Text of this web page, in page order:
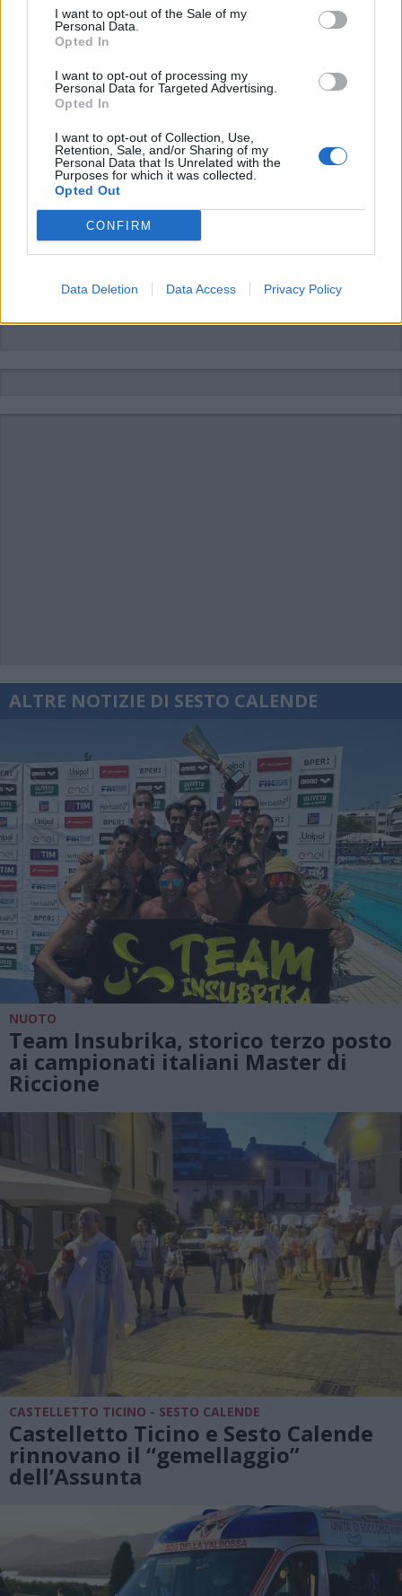
I want to opt-out of the Sale of my
Personal Data.
Opted In
I want to opt-out of processing my
Personal Data for Targeted Advertising.
Opted In
I want to opt-out of Collection, Use,
Retention, Sale, and/or Sharing of my
Personal Data that Is Unrelated with the
Purposes for which it was collected.
Opted Out
CONFIRM
Data Deletion Data Access Privacy Policy
ALTRE NOTIZIE DI SESTO CALENDE
NUOTO
Team Insubrika, storico terzo posto
ai campionati italiani Master di
Riccione
CASTELLETTO TICINO - SESTO CALENDE
Castelletto Ticino e Sesto Calende
rinnovano il “gemellaggio”
dell’Assunta